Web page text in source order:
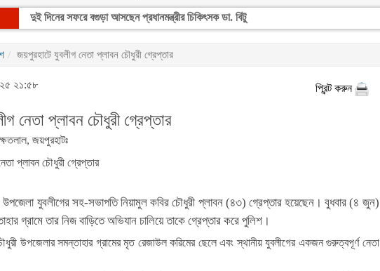
দুই দিনের সফরে বগুড়া আসছেন প্রধানমন্ত্রীর চিকিৎসক ডা. বিটু
জয়পুরহাটে যুবলীগ নেতা প্লাবন চৌধুরী গ্রেপ্তার
২১:৫৮ প্রিন্ট করুন
নেতা প্লাবন চৌধুরী গ্রেপ্তার
জয়পুরহাটঃ
উপজেলা যুবলীগের সহ-সভাপতি নিয়ামুল কবির চৌধুরী প্লাবন (৪৩) গ্রেপ্তার হয়েছেন। বুধবার (৪ জুন)
গ্রামে তার নিজ বাড়িতে অভিযান চালিয়ে তাকে গ্রেপ্তার করে পুলিশ।
উপজেলার সমন্তাহার গ্রামের মৃত রেজাউল করিমের ছেলে এবং স্থানীয় যুবলীগের একজন গুরুত্বপূর্ণ নেতা